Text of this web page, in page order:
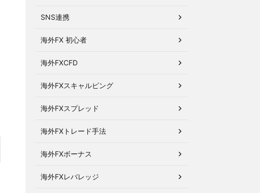
SNS連携
海外FX 初心者
海外FXCFD
海外FXスキャルピング
海外FXスプレッド
海外FXトレード手法
海外FXボーナス
海外FXレバレッジ